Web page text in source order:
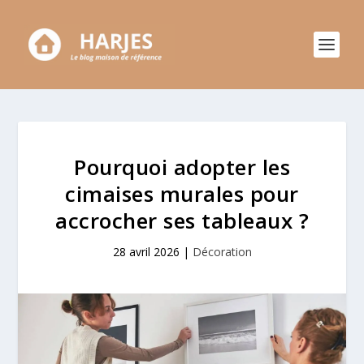
Pourquoi adopter les
cimaises murales pour
accrocher ses tableaux ?
28 avril 2026 | Décoration